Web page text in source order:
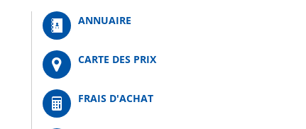
ANNUAIRE
CARTE DES PRIX
FRAIS D'ACHAT